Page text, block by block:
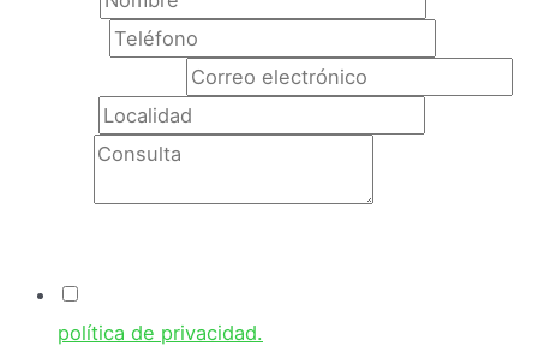
política de privacidad.